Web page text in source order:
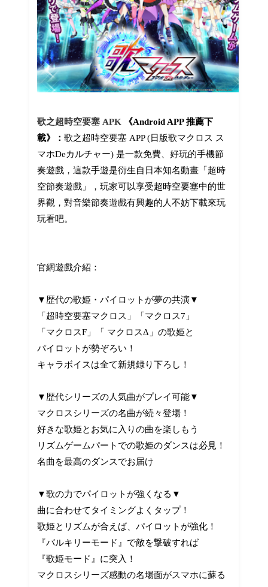
歌之超時空要塞 APK《Android APP 推薦下
載》： 歌之超時空要塞 APP (日版歌マクロス ス
マホDeカルチャー) 是一款免費、好玩的手機節
奏遊戲，這款手遊是衍生自日本知名動畫「超時
空節奏遊戲」，玩家可以享受超時空要塞中的世
界觀，對音樂節奏遊戲有興趣的人不妨下載來玩
玩看吧。
官網遊戲介紹：
▼歴代の歌姫・パイロットが夢の共演▼
「超時空要塞マクロス」「マクロス7」
「マクロスF」「 マクロスΔ」の歌姫と
パイロットが勢ぞろい！
キャラボイスは全て新規録り下ろし！
▼歴代シリーズの人気曲がプレイ可能▼
マクロスシリーズの名曲が続々登場！
好きな歌姫とお気に入りの曲を楽しもう
リズムゲームパートでの歌姫のダンスは必見！
名曲を最高のダンスでお届け
▼歌の力でパイロットが強くなる▼
曲に合わせてタイミングよくタップ！
歌姫とリズムが合えば、パイロットが強化！
『バルキリーモード』で敵を撃破すれば
『歌姫モード』に突入！
マクロスシリーズ感動の名場面がスマホに蘇る